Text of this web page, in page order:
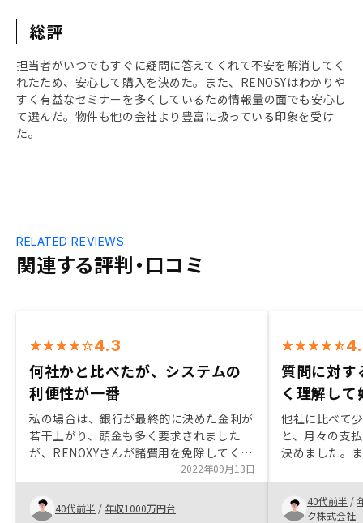
総評
担当者がいつでもすぐに疑問に答えてくれて不安を解消してく
れたため、安心して購入を決めた。また、RENOSYはわかりや
すく有益なセミナーを多くしているため情報量の面でも安心し
て選んだ。物件も他の会社より豊富に扱っている印象を受け
た。
関連する評判・口コミ
RELATED REVIEWS
4.3
何社かと比べたが、システムの
利便性が一番
私の場合は、銀行が最終的に決めた金利が
若干上がり、頭金も多く要求されました
が、RENOXYさんが諸費用を免除してくれ
たので、非常にありがたいです。また、物
件選定において、地図で物件一覧が見られ
るのが、とても役に立ったと思います。
2022年09月13日
40代前半 / 年収1000万円台
質問に対す
く理解し
他社に比べて
と、月々の支
決めました。
て、非常に分
かったです。
40代前半 /
ク株式会社